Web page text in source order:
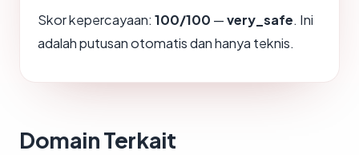
Skor kepercayaan: 100/100 —very_safe. Ini
adalah putusan otomatis dan hanya teknis.
Domain Terkait